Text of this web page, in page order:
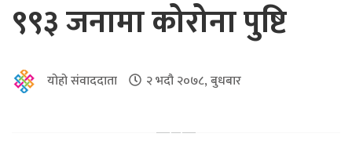
९९३ जनामा कोरोना पुष्टि
योहो संवाददाता २ भदौ २०७८, बुधबार